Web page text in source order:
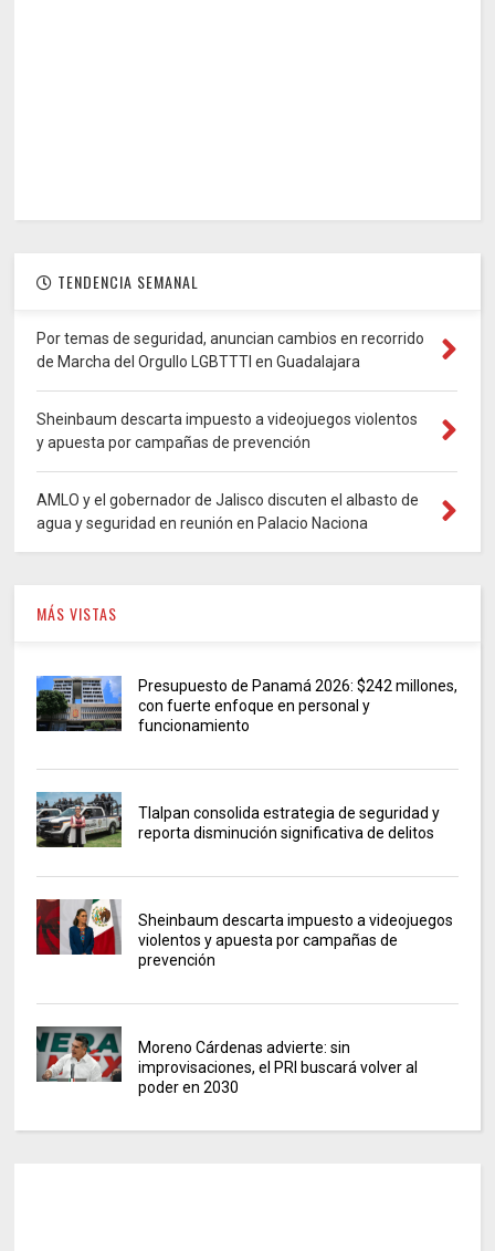
TENDENCIA SEMANAL
Por temas de seguridad, anuncian cambios en recorrido
de Marcha del Orgullo LGBTTTI en Guadalajara
Sheinbaum descarta impuesto a videojuegos violentos
y apuesta por campañas de prevención
AMLO y el gobernador de Jalisco discuten el albasto de
agua y seguridad en reunión en Palacio Naciona
MÁS VISTAS
Presupuesto de Panamá 2026: $242 millones,
con fuerte enfoque en personal y
funcionamiento
Tlalpan consolida estrategia de seguridad y
reporta disminución significativa de delitos
Sheinbaum descarta impuesto a videojuegos
violentos y apuesta por campañas de
prevención
Moreno Cárdenas advierte: sin
improvisaciones, el PRI buscará volver al
poder en 2030